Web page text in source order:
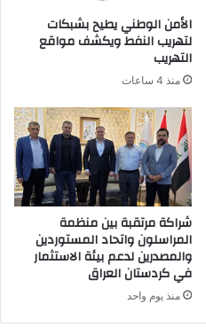
الأمن الوطني يطيح بشبكات
لتهريب النفط ويكشف مواقع
التهريب
منذ 4 ساعات
شراكة مرتقبة بين منظمة
المراسلون واتحاد المستوردين
والمصدرين لدعم بيئة الاستثمار
في كردستان العراق
منذ يوم واحد